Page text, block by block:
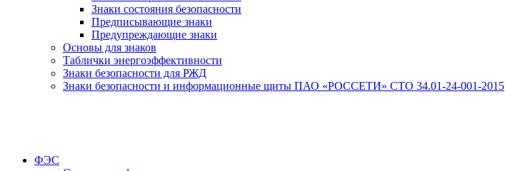
Знаки состояния безопасности
Предписывающие знаки
Предупреждающие знаки
Основы для знаков
Таблички энергоэффективности
Знаки безопасности для РЖД
Знаки безопасности и информационные щиты ПАО «РОССЕТИ» СТО 34.01-24-001-2015
ФЭС